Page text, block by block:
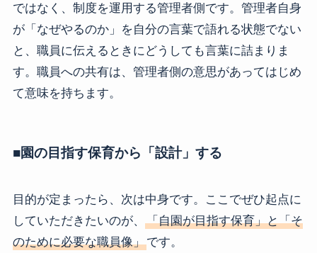
ではなく、制度を運用する管理者側です。管理者自身
が「なぜやるのか」を自分の言葉で語れる状態でない
と、職員に伝えるときにどうしても言葉に詰まりま
す。職員への共有は、管理者側の意思があってはじめ
て意味を持ちます。
■園の目指す保育から「設計」する
目的が定まったら、次は中身です。ここでぜひ起点に
していただきたいのが、
「自園が目指す保育」と「そ
のために必要な職員像」です。